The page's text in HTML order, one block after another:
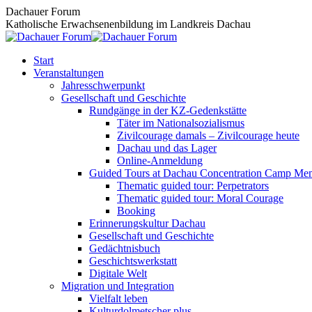
Zum
Inhalt
springen
Dachauer Forum
Katholische Erwachsenenbildung im Landkreis Dachau
Start
Veranstaltungen
Jahresschwerpunkt
Gesellschaft und Geschichte
Rundgänge in der KZ-Gedenkstätte
Täter im Nationalsozialismus
Zivilcourage damals – Zivilcourage heute
Dachau und das Lager
Online-Anmeldung
Guided Tours at Dachau Concentration Camp
Thematic guided tour: Perpetrators
Thematic guided tour: Moral Courage
Booking
Erinnerungskultur Dachau
Gesellschaft und Geschichte
Gedächtnisbuch
Geschichtswerkstatt
Digitale Welt
Migration und Integration
Vielfalt leben